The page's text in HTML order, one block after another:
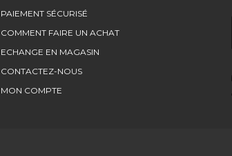
PAIEMENT SÉCURISÉ
COMMENT FAIRE UN ACHAT
ECHANGE EN MAGASIN
CONTACTEZ-NOUS
MON COMPTE